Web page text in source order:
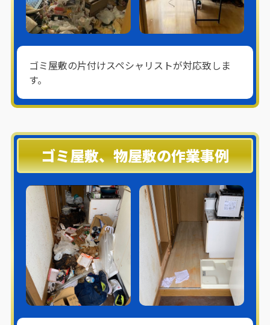
ゴミ屋敷の片付けスペシャリストが対応致しま
す。
ゴミ屋敷、物屋敷の作業事例